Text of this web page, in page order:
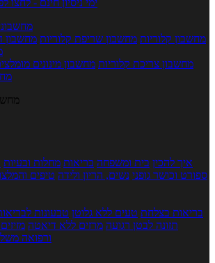
5 ימי ניסיון חינם - לחצו
מחשבון קלוריות מחשבון שריפת קלוריות מחשבון
מחשבון צריכת קלוריות מחשבון מינונים
איך להכין בית ומשפחה בריאות מחלות ובעיות
ספורט וכושר גופני נשים, הריון ולידה טיפים
בריאות בצלחת טעים ללא גלוטן טבעונות
תזונה לבטן רגועה מרזים ללא דיאטה
ורפואה